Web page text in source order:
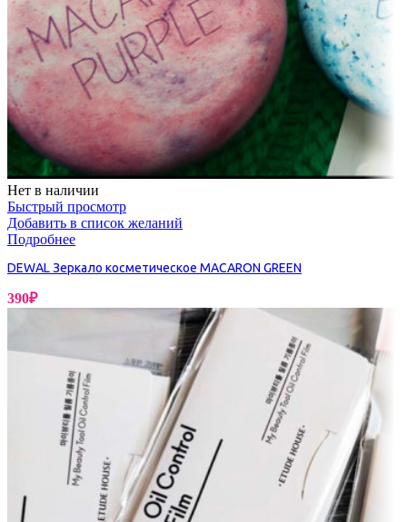
Нет в наличии
Быстрый просмотр
Добавить в список желаний
Подробнее
DEWAL Зеркало косметическое MACARON GREEN
390₽